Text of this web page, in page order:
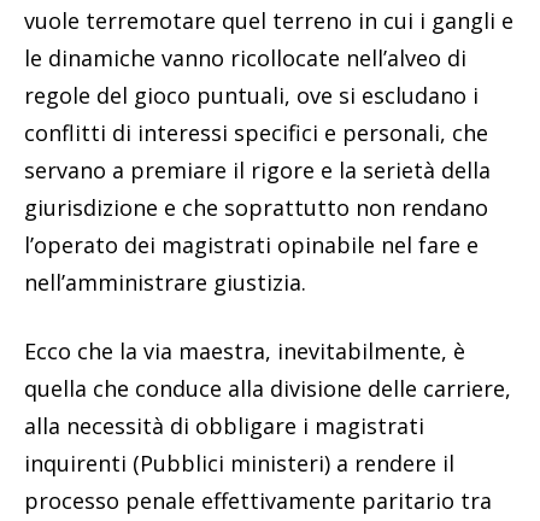
vuole terremotare quel terreno in cui i gangli e
le dinamiche vanno ricollocate nell’alveo di
regole del gioco puntuali, ove si escludano i
conflitti di interessi specifici e personali, che
servano a premiare il rigore e la serietà della
giurisdizione e che soprattutto non rendano
l’operato dei magistrati opinabile nel fare e
nell’amministrare giustizia.
Ecco che la via maestra, inevitabilmente, è
quella che conduce alla divisione delle carriere,
alla necessità di obbligare i magistrati
inquirenti (Pubblici ministeri) a rendere il
processo penale effettivamente paritario tra